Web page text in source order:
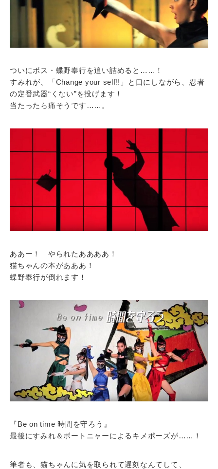
ついにボス・蝶野奉行を追い詰めると……！
すみれが、「Change your self!!」と口にしながら、忍者
の定番武器“くない”を投げます！
当たったら痛そうです……。
ああー！ やられたああああ！
猫ちゃんの本があああ！
蝶野奉行が倒れます！
『Be on time 時間を守ろう』
最後にすみれ＆ボートニャーによるキメポーズが……！
筆者も、猫ちゃんに気を取られて遅刻なんてして、